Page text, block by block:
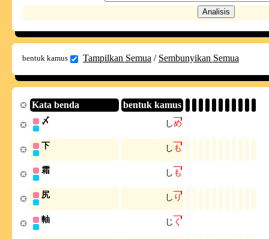
bentuk kamus Tampilkan Semua / Sembunyikan Semua
Kata benda bentuk kamus
〆 しめ
下 し も
霜 し も
尻 し り
軸 じ く